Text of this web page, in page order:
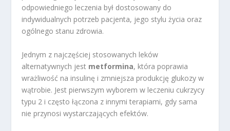
odpowiedniego leczenia był dostosowany do
indywidualnych potrzeb pacjenta, jego stylu życia oraz
ogólnego stanu zdrowia.
Jednym z najczęściej stosowanych leków
alternatywnych jest metformina, która poprawia
wrażliwość na insulinę i zmniejsza produkcję glukozy w
wątrobie. Jest pierwszym wyborem w leczeniu cukrzycy
typu 2 i często łączona z innymi terapiami, gdy sama
nie przynosi wystarczających efektów.